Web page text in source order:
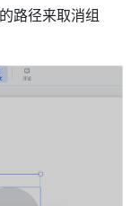
路径来取消组